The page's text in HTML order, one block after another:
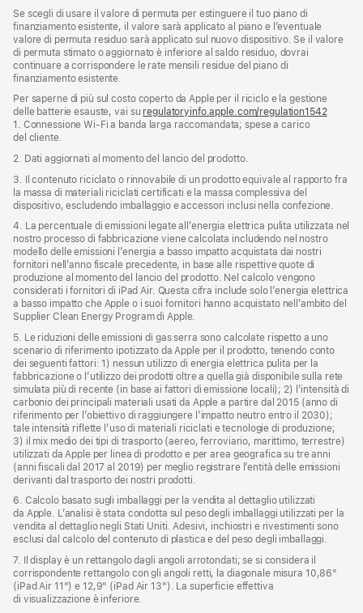
Se scegli di usare il valore di permuta per estinguere il tuo piano di
finanziamento esistente, il valore sarà applicato al piano e l’eventuale
valore di permuta residuo sarà applicato sul nuovo dispositivo. Se il valore
di permuta stimato o aggiornato è inferiore al saldo residuo, dovrai
continuare a corrispondere le rate mensili residue del piano di
finanziamento esistente.
Per saperne di più sul costo coperto da Apple per il riciclo e la gestione
delle batterie esauste, vai su regulatoryinfo.apple.com/regulation1542(si
1. Connessione Wi‑Fi a banda larga raccomandata; spese a carico
del cliente.
2. Dati aggiornati al momento del lancio del prodotto.
3. Il contenuto riciclato o rinnovabile di un prodotto equivale al rapporto fra
la massa di materiali riciclati certificati e la massa complessiva del
dispositivo, escludendo imballaggio e accessori inclusi nella confezione.
4. La percentuale di emissioni legate all’energia elettrica pulita utilizzata nel
nostro processo di fabbricazione viene calcolata includendo nel nostro
modello delle emissioni l’energia a basso impatto acquistata dai nostri
fornitori nell’anno fiscale precedente, in base alle rispettive quote di
produzione al momento del lancio del prodotto. Nel calcolo vengono
considerati i fornitori di iPad Air. Questa cifra include solo l’energia elettrica
a basso impatto che Apple o i suoi fornitori hanno acquistato nell’ambito del
Supplier Clean Energy Program di Apple.
5. Le riduzioni delle emissioni di gas serra sono calcolate rispetto a uno
scenario di riferimento ipotizzato da Apple per il prodotto, tenendo conto
dei seguenti fattori: 1) nessun utilizzo di energia elettrica pulita per la
fabbricazione o l’utilizzo dei prodotti oltre a quella già disponibile sulla rete
simulata più di recente (in base ai fattori di emissione locali); 2) l’intensità di
carbonio dei principali materiali usati da Apple a partire dal 2015 (anno di
riferimento per l’obiettivo di raggiungere l’impatto neutro entro il 2030);
tale intensità riflette l’uso di materiali riciclati e tecnologie di produzione;
3) il mix medio dei tipi di trasporto (aereo, ferroviario, marittimo, terrestre)
utilizzati da Apple per linea di prodotto e per area geografica su tre anni
(anni fiscali dal 2017 al 2019) per meglio registrare l’entità delle emissioni
derivanti dal trasporto dei nostri prodotti.
6. Calcolo basato sugli imballaggi per la vendita al dettaglio utilizzati
da Apple. L’analisi è stata condotta sul peso degli imballaggi utilizzati per la
vendita al dettaglio negli Stati Uniti. Adesivi, inchiostri e rivestimenti sono
esclusi dal calcolo del contenuto di plastica e del peso degli imballaggi.
7. Il display è un rettangolo dagli angoli arrotondati; se si considera il
corrispondente rettangolo con gli angoli retti, la diagonale misura 10,86"
(iPad Air 11") e 12,9" (iPad Air 13"). La superficie effettiva
di visualizzazione è inferiore.